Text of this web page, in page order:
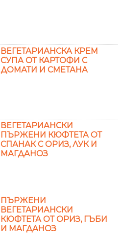
ВЕГЕТАРИАНСКА КРЕМ
СУПА ОТ КАРТОФИ С
ДОМАТИ И СМЕТАНА
ВЕГЕТАРИАНСКИ
ПЪРЖЕНИ КЮФТЕТА ОТ
СПАНАК С ОРИЗ, ЛУК И
МАГДАНОЗ
ПЪРЖЕНИ
ВЕГЕТАРИАНСКИ
КЮФТЕТА ОТ ОРИЗ, ГЪБИ
И МАГДАНОЗ